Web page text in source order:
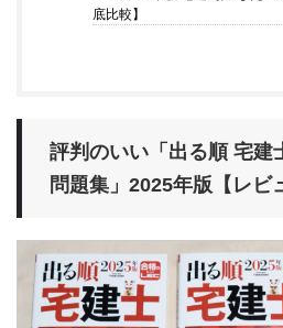
底比較】
評判のいい「出る順 宅建
問題集 」 2025年版【レビ